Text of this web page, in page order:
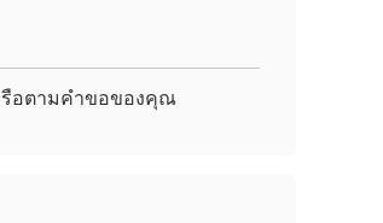
รือตามคำขอของคุณ